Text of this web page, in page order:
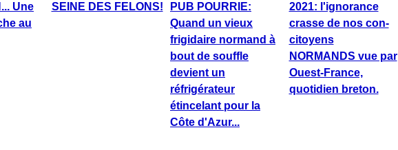
Une
au
SEINE DES FELONS!
PUB POURRIE:
Quand un vieux
frigidaire normand à
bout de souffle
devient un
réfrigérateur
étincelant pour la
Côte d'Azur...
2021: l'ignorance
crasse de nos con-
citoyens
NORMANDS vue par
Ouest-France,
quotidien breton.